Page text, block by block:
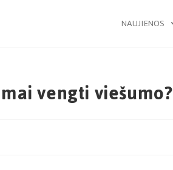
NAUJIENOS
vengti viešumo?